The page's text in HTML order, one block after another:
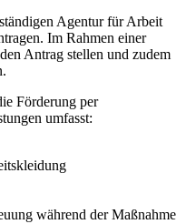
Agentur für Arbeit
Im Rahmen einer
Antrag stellen und zudem
Förderung per
umfasst:
während der Maßnahme